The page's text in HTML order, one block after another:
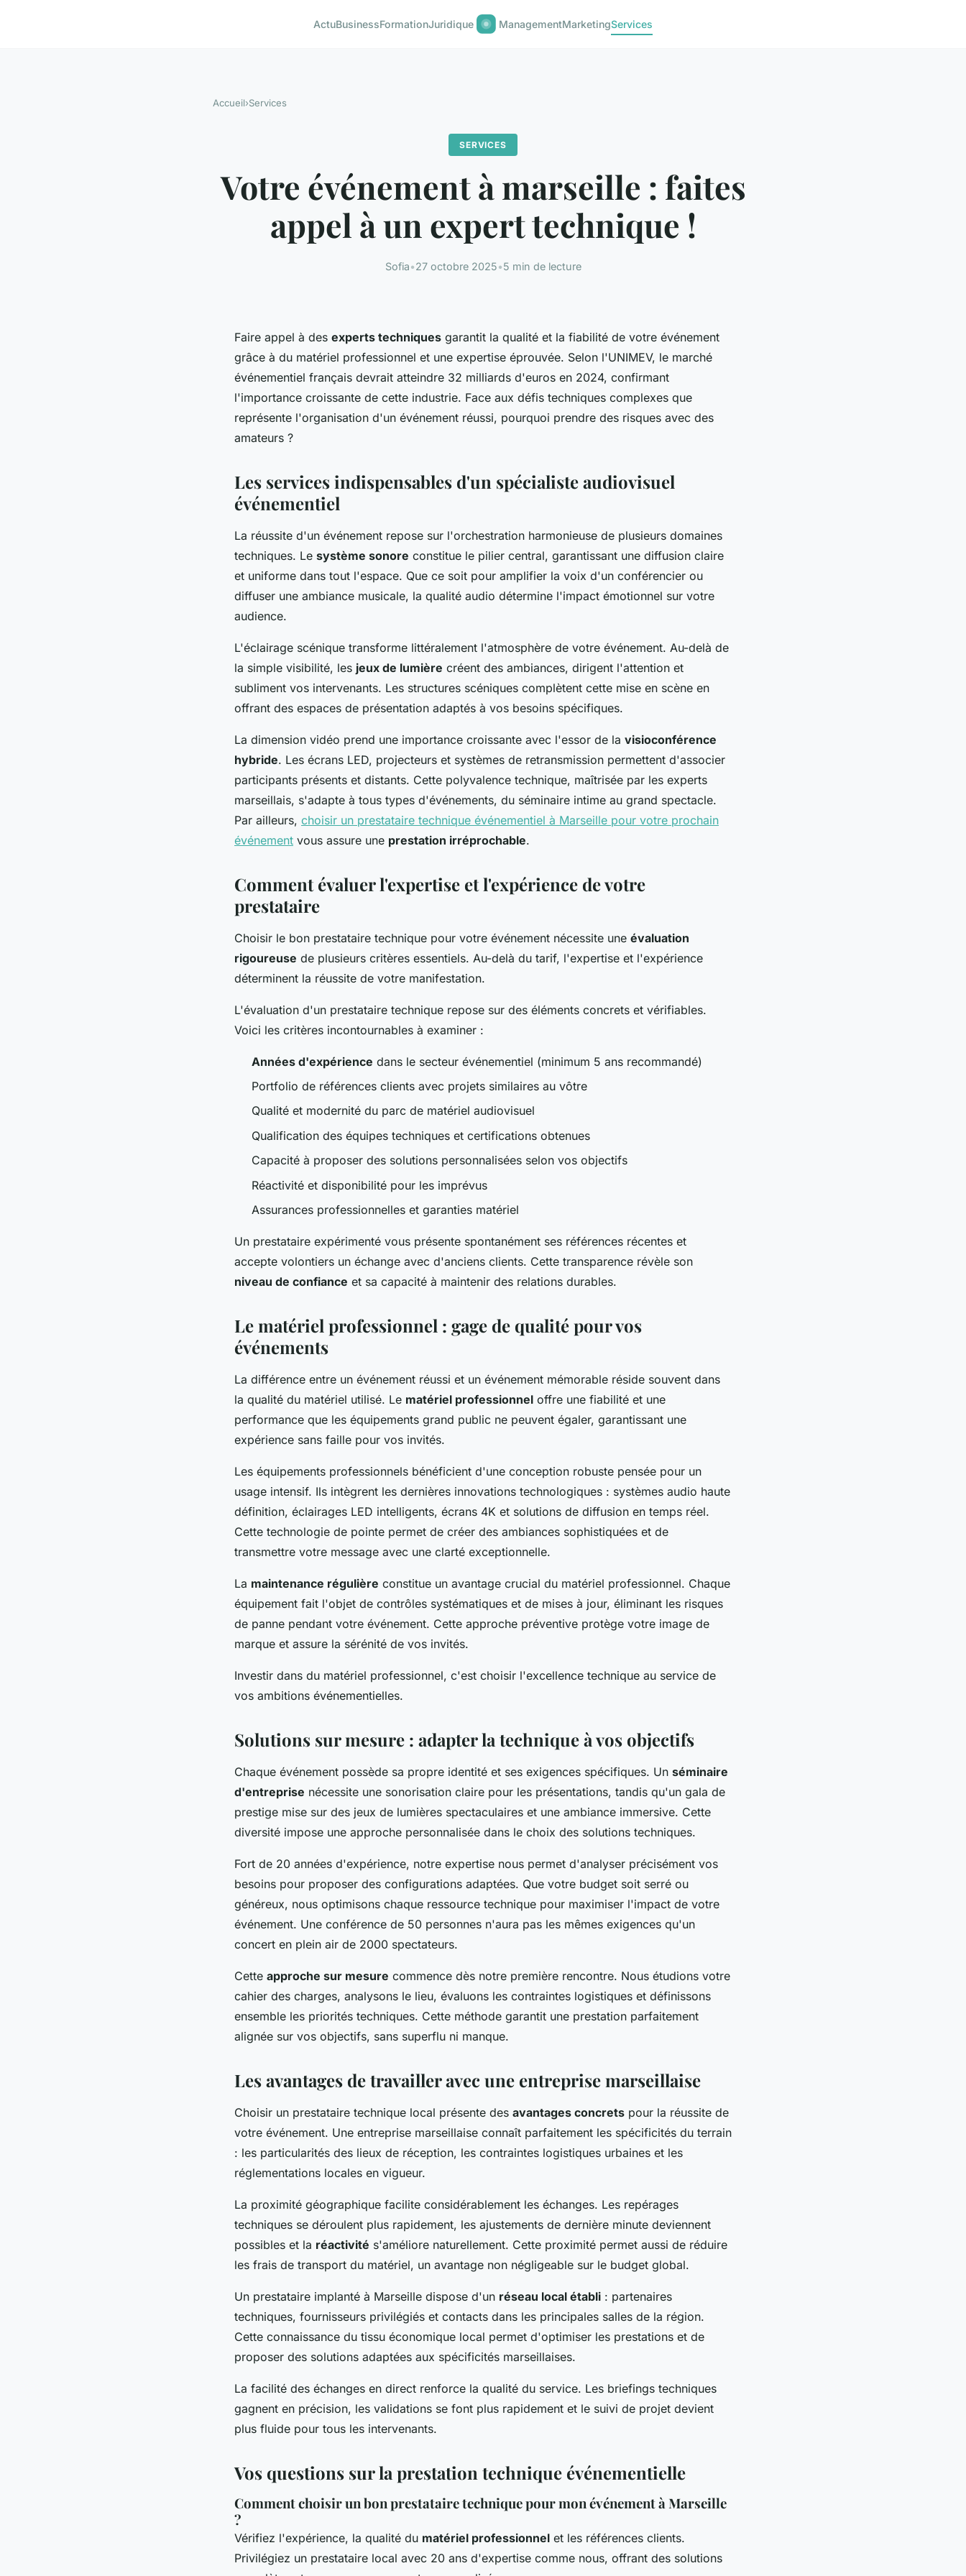
ActuBusinessFormationJuridique ManagementMarketingServices
Accueil›Services
SERVICES
Votre événement à marseille : faites
appel à un expert technique !
Sofia•27 octobre 2025•5 min de lecture
Faire appel à des experts techniques garantit la qualité et la fiabilité de votre événement
grâce à du matériel professionnel et une expertise éprouvée. Selon l'UNIMEV, le marché
événementiel français devrait atteindre 32 milliards d'euros en 2024, confirmant
l'importance croissante de cette industrie. Face aux défis techniques complexes que
représente l'organisation d'un événement réussi, pourquoi prendre des risques avec des
amateurs ?
Les services indispensables d'un spécialiste audiovisuel
événementiel
La réussite d'un événement repose sur l'orchestration harmonieuse de plusieurs domaines
techniques. Le système sonore constitue le pilier central, garantissant une diffusion claire
et uniforme dans tout l'espace. Que ce soit pour amplifier la voix d'un conférencier ou
diffuser une ambiance musicale, la qualité audio détermine l'impact émotionnel sur votre
audience.
L'éclairage scénique transforme littéralement l'atmosphère de votre événement. Au-delà de
la simple visibilité, les jeux de lumière créent des ambiances, dirigent l'attention et
subliment vos intervenants. Les structures scéniques complètent cette mise en scène en
offrant des espaces de présentation adaptés à vos besoins spécifiques.
La dimension vidéo prend une importance croissante avec l'essor de la visioconférence
hybride. Les écrans LED, projecteurs et systèmes de retransmission permettent d'associer
participants présents et distants. Cette polyvalence technique, maîtrisée par les experts
marseillais, s'adapte à tous types d'événements, du séminaire intime au grand spectacle.
Par ailleurs, choisir un prestataire technique événementiel à Marseille pour votre prochain
événement vous assure une prestation irréprochable.
Comment évaluer l'expertise et l'expérience de votre
prestataire
Choisir le bon prestataire technique pour votre événement nécessite une évaluation
rigoureuse de plusieurs critères essentiels. Au-delà du tarif, l'expertise et l'expérience
déterminent la réussite de votre manifestation.
L'évaluation d'un prestataire technique repose sur des éléments concrets et vérifiables.
Voici les critères incontournables à examiner :
Années d'expérience dans le secteur événementiel (minimum 5 ans recommandé)
Portfolio de références clients avec projets similaires au vôtre
Qualité et modernité du parc de matériel audiovisuel
Qualification des équipes techniques et certifications obtenues
Capacité à proposer des solutions personnalisées selon vos objectifs
Réactivité et disponibilité pour les imprévus
Assurances professionnelles et garanties matériel
Un prestataire expérimenté vous présente spontanément ses références récentes et
accepte volontiers un échange avec d'anciens clients. Cette transparence révèle son
niveau de confiance et sa capacité à maintenir des relations durables.
Le matériel professionnel : gage de qualité pour vos
événements
La différence entre un événement réussi et un événement mémorable réside souvent dans
la qualité du matériel utilisé. Le matériel professionnel offre une fiabilité et une
performance que les équipements grand public ne peuvent égaler, garantissant une
expérience sans faille pour vos invités.
Les équipements professionnels bénéficient d'une conception robuste pensée pour un
usage intensif. Ils intègrent les dernières innovations technologiques : systèmes audio haute
définition, éclairages LED intelligents, écrans 4K et solutions de diffusion en temps réel.
Cette technologie de pointe permet de créer des ambiances sophistiquées et de
transmettre votre message avec une clarté exceptionnelle.
La maintenance régulière constitue un avantage crucial du matériel professionnel. Chaque
équipement fait l'objet de contrôles systématiques et de mises à jour, éliminant les risques
de panne pendant votre événement. Cette approche préventive protège votre image de
marque et assure la sérénité de vos invités.
Investir dans du matériel professionnel, c'est choisir l'excellence technique au service de
vos ambitions événementielles.
Solutions sur mesure : adapter la technique à vos objectifs
Chaque événement possède sa propre identité et ses exigences spécifiques. Un séminaire
d'entreprise nécessite une sonorisation claire pour les présentations, tandis qu'un gala de
prestige mise sur des jeux de lumières spectaculaires et une ambiance immersive. Cette
diversité impose une approche personnalisée dans le choix des solutions techniques.
Fort de 20 années d'expérience, notre expertise nous permet d'analyser précisément vos
besoins pour proposer des configurations adaptées. Que votre budget soit serré ou
généreux, nous optimisons chaque ressource technique pour maximiser l'impact de votre
événement. Une conférence de 50 personnes n'aura pas les mêmes exigences qu'un
concert en plein air de 2000 spectateurs.
Cette approche sur mesure commence dès notre première rencontre. Nous étudions votre
cahier des charges, analysons le lieu, évaluons les contraintes logistiques et définissons
ensemble les priorités techniques. Cette méthode garantit une prestation parfaitement
alignée sur vos objectifs, sans superflu ni manque.
Les avantages de travailler avec une entreprise marseillaise
Choisir un prestataire technique local présente des avantages concrets pour la réussite de
votre événement. Une entreprise marseillaise connaît parfaitement les spécificités du terrain
: les particularités des lieux de réception, les contraintes logistiques urbaines et les
réglementations locales en vigueur.
La proximité géographique facilite considérablement les échanges. Les repérages
techniques se déroulent plus rapidement, les ajustements de dernière minute deviennent
possibles et la réactivité s'améliore naturellement. Cette proximité permet aussi de réduire
les frais de transport du matériel, un avantage non négligeable sur le budget global.
Un prestataire implanté à Marseille dispose d'un réseau local établi : partenaires
techniques, fournisseurs privilégiés et contacts dans les principales salles de la région.
Cette connaissance du tissu économique local permet d'optimiser les prestations et de
proposer des solutions adaptées aux spécificités marseillaises.
La facilité des échanges en direct renforce la qualité du service. Les briefings techniques
gagnent en précision, les validations se font plus rapidement et le suivi de projet devient
plus fluide pour tous les intervenants.
Vos questions sur la prestation technique événementielle
Comment choisir un bon prestataire technique pour mon événement à Marseille
?
Vérifiez l'expérience, la qualité du matériel professionnel et les références clients.
Privilégiez un prestataire local avec 20 ans d'expertise comme nous, offrant des solutions